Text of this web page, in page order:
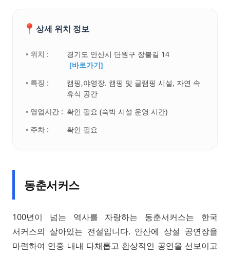
📍 상세 위치 정보
• 위치 :
경기도 안산시 단원구 장불길 14
[바로가기]
• 특징 :
캠핑,야영장. 캠핑 및 글램핑 시설, 자연 속
휴식 공간
• 영업시간 : 확인 필요 (숙박 시설 운영 시간)
• 주차 :
확인 필요
동춘서커스
100년이 넘는 역사를 자랑하는 동춘서커스는 한국
서커스의 살아있는 전설입니다. 안산에 상설 공연장을
마련하여 연중 내내 다채롭고 환상적인 공연을 선보이고